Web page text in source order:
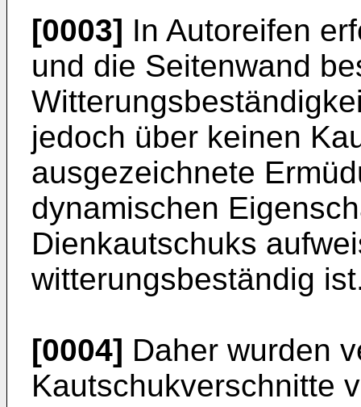
[0003] In Autoreifen
und die Seitenwand
jedoch über keinen
ausgezeichnete
dynamischen
Dienkautschuks
witterungsbeständig
[0004] Daher wurden
Kautschukverschnitte